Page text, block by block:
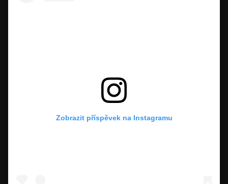
Zobrazit příspěvek na Instagramu